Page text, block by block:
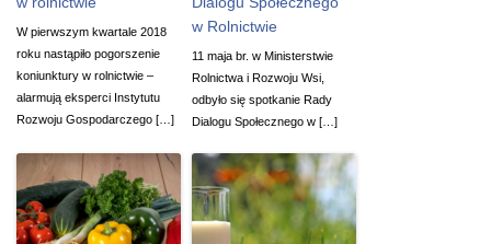
W pierwszym kwartale 2018
roku nastąpiło pogorszenie
koniunktury w rolnictwie –
alarmują eksperci Instytutu
Rozwoju Gospodarczego […]
w Rolnictwie
11 maja br. w Ministerstwie
Rolnictwa i Rozwoju Wsi,
odbyło się spotkanie Rady
Dialogu Społecznego w […]